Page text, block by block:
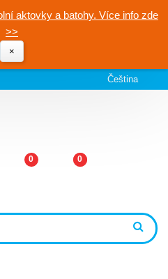
aktovky a batohy. Více info zde
>>
×
Čeština
0 0